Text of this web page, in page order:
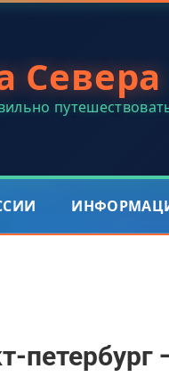
Севера
петербург